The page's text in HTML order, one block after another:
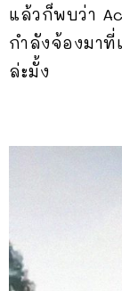
แล้วก็พบว่า
กำลังจ้องมาที่
ล่ะมั้ง